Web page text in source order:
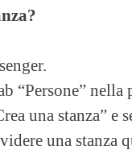
“Persone” nella
una stanza” e
una stanza